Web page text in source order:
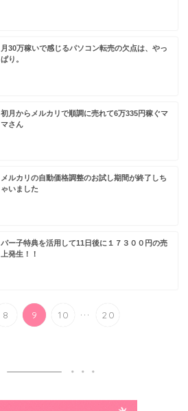
月30万稼いで感じるパソコン転売の欠点は、やっ
ぱり。
初月からメルカリで順調に売れて6万335円稼ぐマ
マさん
メルカリの自動価格調整のお試し期間が終了しち
ゃいました
パー子特典を活用して11日後に１７３００円の売
上発生！！
8 9 10 ... 20